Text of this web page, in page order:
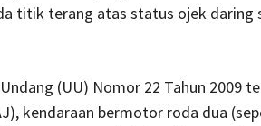
titik terang atas status ojek daring
(UU) Nomor 22 Tahun 2009
kendaraan bermotor roda dua